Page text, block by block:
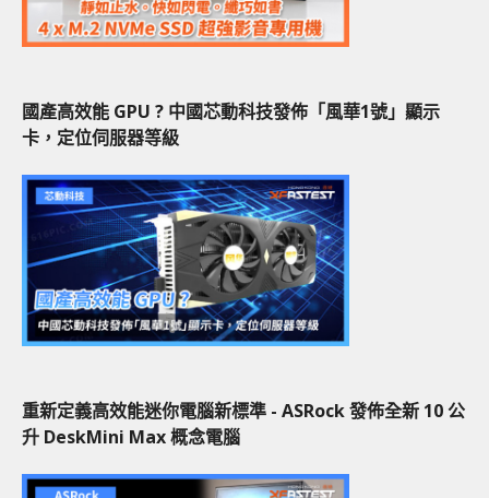
國產高效能 GPU ? 中國芯動科技發佈「風華1號」顯示
卡，定位伺服器等級
重新定義高效能迷你電腦新標準 - ASRock 發佈全新 10 公
升 DeskMini Max 概念電腦